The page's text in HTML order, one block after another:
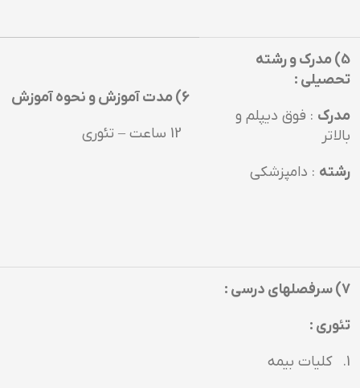
5) مدرك و رشته
تحصيلي :
مدرك : فوق ديپلم و
بالاتر
رشته : دامپزشكي
6) مدت آموزش و نحوه آموزش
12 ساعت – تئوري
7) سرفصلهاي درسي :
تئوري :
1. كليات بيمه